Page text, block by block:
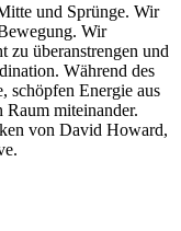
und Sprünge. Wir
Wir
zu überanstrengen und
Während des
schöpfen Energie aus
Raum miteinander.
von David Howard,